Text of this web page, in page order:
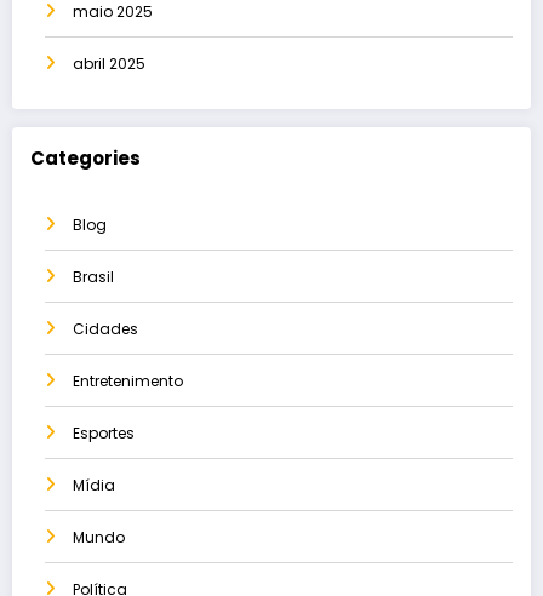
maio 2025
abril 2025
Categories
Blog
Brasil
Cidades
Entretenimento
Esportes
Mídia
Mundo
Política